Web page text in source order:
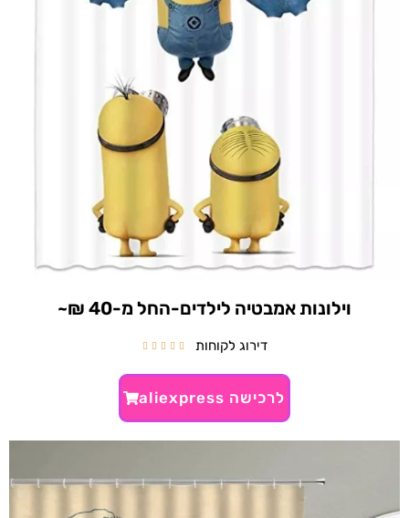
וילונות אמבטיה לילדים-החל מ-40 ₪~
דירוג לקוחות 




לרכישה aliexpress